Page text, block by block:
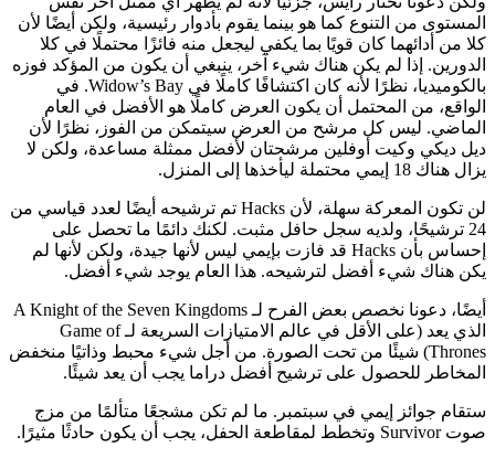
من التنوع كما هو بينما يقوم بأدوار رئيسية، ولكن أيضًا لأن
أدائهما كان قويًا بما يكفي ليجعل منه فائزًا محتملًا في كلا
إذا لم يكن هناك شيء آخر، ينبغي أن يكون من المؤكد فوزه
بالكوميديا، نظرًا لأنه كان اكتشافًا كاملًا في Widow’s Bay. في
من المحتمل أن يكون العرض كاملًا هو الأفضل في العام
ليس كل مرشح من العرض سيتمكن من الفوز، نظرًا لأن
وكيت أوفلين مرشحتان لأفضل ممثلة مساعدة، ولكن لا
إلى المنزل.
لن تكون المعركة سهلة، لأن Hacks تم ترشيحه أيضًا لعدد قياسي من
ولديه سجل حافل مثبت. لكنك دائمًا ما تحصل على
إحساس بأن Hacks قد فازت بإيمي ليس لأنها جيدة، ولكن لأنها لم
شيء أفضل لترشيحه. هذا العام يوجد شيء أفضل.
أيضًا، دعونا نخصص بعض الفرح لـ A Knight of the Seven Kingdoms
الذي يعد (على الأقل في عالم الامتيازات السريعة لـ Game of
Thrones) شيئًا من تحت الصورة. من أجل شيء محبط وذاتيًا منخفض
للحصول على ترشيح أفضل دراما يجب أن يعد شيئًا.
جوائز إيمي في سبتمبر. ما لم تكن مشجعًا متألمًا من مزج